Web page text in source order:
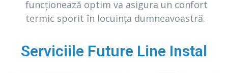
funcționează optim va asigura un confort
termic sporit în locuința dumneavoastră.
Serviciile Future Line Instal